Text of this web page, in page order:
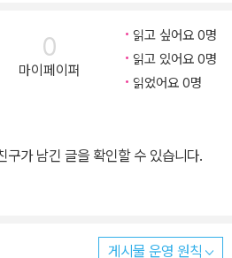
기가 쉽지 않은 현실에서 독자 여러분들
20권이 출간되었다. <쉽게 배우
인 캐릭터 데생, 배경·원근법, 컬러 테
든 실전 테크닉서이다. 만화, 애니메이
과 해외에서 출간된 도서들 중 최고의
하고 있으며, 앞으로도 최신 해외 데
작가들의 비법 등을 독자 여러분께 계
터 데생의 기본(만화 캐릭터 데생, 만
0
마이페이퍼
읽고 싶어요 0명
읽고 있어요 0명
읽었어요 0명
구가 남긴 글을 확인할 수 있습니다.
게시물 운영 원칙